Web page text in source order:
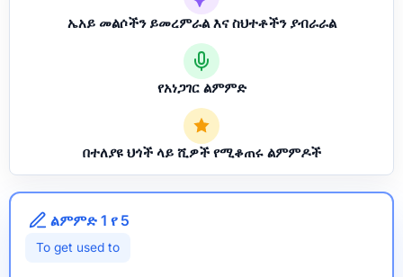
ኤአይ መልሶችን ይመረምራል እና ስህተቶችን ያብራራል
የአነጋገር ልምምድ
በተለያዩ ህጎች ላይ ሺዎች የሚቆጠሩ ልምምዶች
ልምምድ 1 የ 5
To get used to